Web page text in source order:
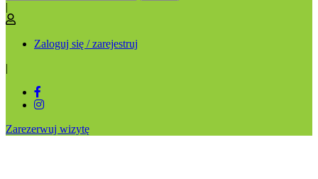
|
Zaloguj się / zarejestruj
|
Zarezerwuj wizytę